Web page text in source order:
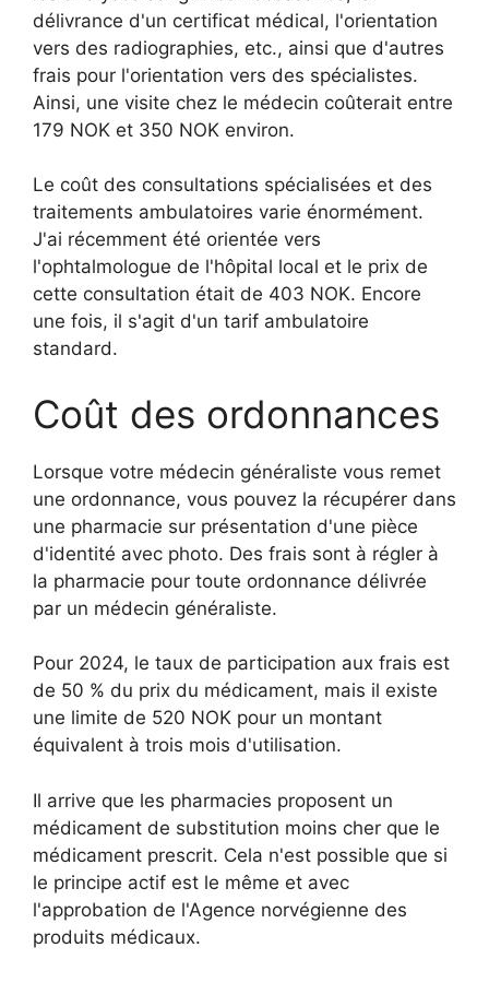
délivrance d'un certificat médical, l'orientation
vers des radiographies, etc., ainsi que d'autres
frais pour l'orientation vers des spécialistes.
Ainsi, une visite chez le médecin coûterait entre
179 NOK et 350 NOK environ.
Le coût des consultations spécialisées et des
traitements ambulatoires varie énormément.
J'ai récemment été orientée vers
l'ophtalmologue de l'hôpital local et le prix de
cette consultation était de 403 NOK. Encore
une fois, il s'agit d'un tarif ambulatoire
standard.
Coût des ordonnances
Lorsque votre médecin généraliste vous remet
une ordonnance, vous pouvez la récupérer dans
une pharmacie sur présentation d'une pièce
d'identité avec photo. Des frais sont à régler à
la pharmacie pour toute ordonnance délivrée
par un médecin généraliste.
Pour 2024, le taux de participation aux frais est
de 50 % du prix du médicament, mais il existe
une limite de 520 NOK pour un montant
équivalent à trois mois d'utilisation.
Il arrive que les pharmacies proposent un
médicament de substitution moins cher que le
médicament prescrit. Cela n'est possible que si
le principe actif est le même et avec
l'approbation de l'Agence norvégienne des
produits médicaux.